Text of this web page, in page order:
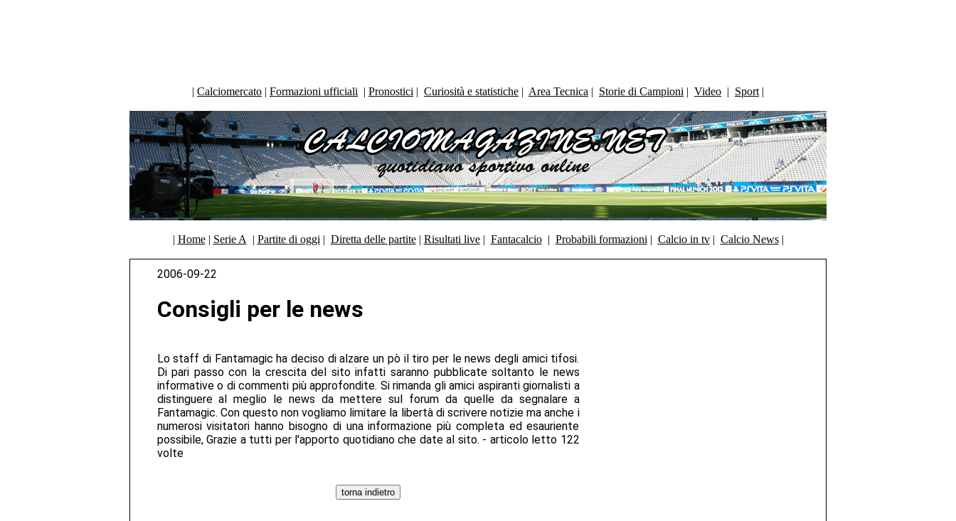
| Calciomercato | Formazioni ufficiali | Pronostici | Curiosità e statistiche | Area Tecnica | Storie di Campioni | Video | Sport |
| Home| Serie A | Partite di oggi | Diretta delle partite| Risultati live| Fantacalcio| Probabili formazioni | Calcio in tv| Calcio News|
2006-09-22
Consigli per le news
Lo staff di Fantamagic ha deciso di alzare un pò il tiro per le news degli amici tifosi.
Di pari passo con la crescita del sito infatti saranno pubblicate soltanto le news
informative o di commenti più approfondite. Si rimanda gli amici aspiranti giornalisti a
distinguere al meglio le news da mettere sul forum da quelle da segnalare a
Fantamagic. Con questo non vogliamo limitare la libertà di scrivere notizie ma anche i
numerosi visitatori hanno bisogno di una informazione più completa ed esauriente
possibile, Grazie a tutti per l'apporto quotidiano che date al sito. - articolo letto 122
volte